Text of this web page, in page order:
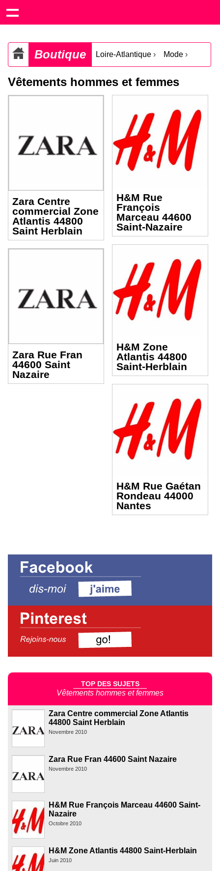
Boutique Loire-Atlantique › Mode ›
Vêtements hommes et femmes
Zara Centre
commercial Zone
Atlantis 44800
Saint Herblain
Zara Rue Fran
44600 Saint
Nazaire
H&M Rue
François
Marceau 44600
Saint-Nazaire
H&M Zone
Atlantis 44800
Saint-Herblain
H&M Rue Gaétan
Rondeau 44000
Nantes
TOP DES SUJETS
Vêtements hommes et femmes
Zara Centre commercial Zone Atlantis
44800 Saint Herblain
Novembre 2010
Zara Rue Fran 44600 Saint Nazaire
Novembre 2010
H&M Rue François Marceau 44600 Saint-
Nazaire
Octobre 2010
H&M Zone Atlantis 44800 Saint-Herblain
Juin 2010